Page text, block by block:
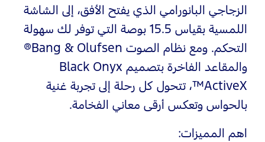
الزجاجي البانورامي الذي يفتح الأفق، إلى الشاشة
اللمسية بقياس 15.5 بوصة التي توفر لك سهولة
التحكم. ومع نظام الصوت Bang & Olufsen®
والمقاعد الفاخرة بتصميم Black Onyx
ActiveX™، تتحول كل رحلة إلى تجربة غنية
بالحواس وتعكس أرقى معاني الفخامة.
اهم المميزات: